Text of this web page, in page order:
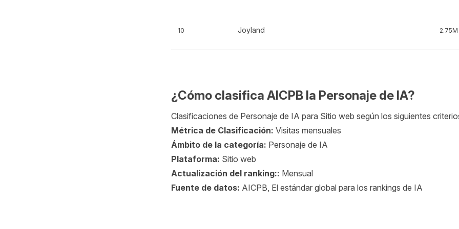
10 Joyland 2.75M
¿Cómo clasifica AICPB la Personaje de IA?
Clasificaciones de Personaje de IA para Sitio web según los siguientes
Métrica de Clasificación: Visitas mensuales
Ámbito de la categoría: Personaje de IA
Plataforma: Sitio web
Actualización del ranking:: Mensual
Fuente de datos: AICPB, El estándar global para los rankings de IA